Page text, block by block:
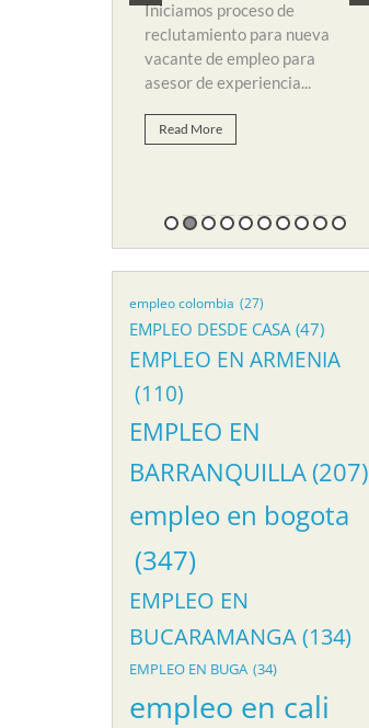
Iniciamos proceso de
reclutamiento para nueva
vacante de empleo para
asesor de experiencia...
Read More
empleo colombia (27)
EMPLEO DESDE CASA (47)
EMPLEO EN ARMENIA
(110)
EMPLEO EN
BARRANQUILLA(207)
empleo en bogota
(347)
EMPLEO EN
BUCARAMANGA(134)
EMPLEO EN BUGA (34)
empleo en cali